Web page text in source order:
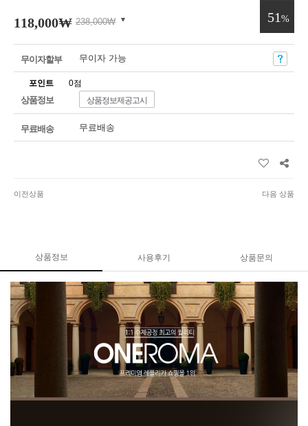
118,000₩ 238,000₩ 51 %
무이자할부 무이자 가능
포인트 0점
상품정보 상품정보제공고시
무료배송 무료배송
이전상품 다음 상품
상품정보 사용후기 상품문의